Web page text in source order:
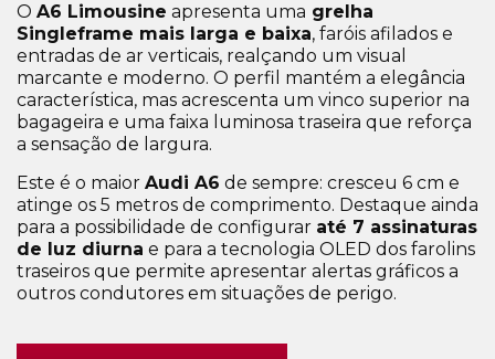
O A6 Limousine apresenta uma grelha
Singleframe mais larga e baixa, faróis afilados e
entradas de ar verticais, realçando um visual
marcante e moderno. O perfil mantém a elegância
característica, mas acrescenta um vinco superior na
bagageira e uma faixa luminosa traseira que reforça
a sensação de largura.
Este é o maior Audi A6 de sempre: cresceu 6 cm e
atinge os 5 metros de comprimento. Destaque ainda
para a possibilidade de configurar até 7 assinaturas
de luz diurna e para a tecnologia OLED dos farolins
traseiros que permite apresentar alertas gráficos a
outros condutores em situações de perigo.